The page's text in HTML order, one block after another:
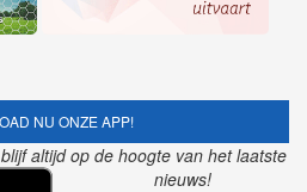
NU ONZE APP!
altijd op de hoogte van het laatste
nieuws!